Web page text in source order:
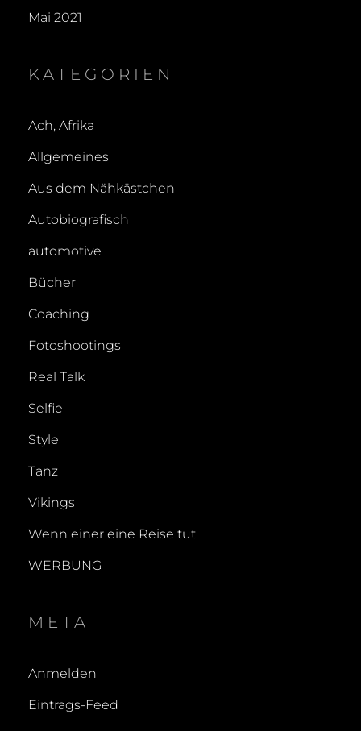
Mai 2021
KATEGORIEN
Ach, Afrika
Allgemeines
Aus dem Nähkästchen
Autobiografisch
automotive
Bücher
Coaching
Fotoshootings
Real Talk
Selfie
Style
Tanz
Vikings
Wenn einer eine Reise tut
WERBUNG
META
Anmelden
Eintrags-Feed